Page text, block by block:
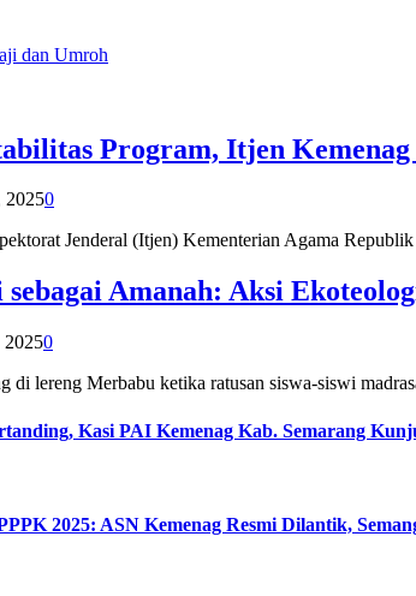
dan Umroh
Program, Itjen
20250
Jenderal (Itjen) Kementerian Agama
Amanah: Aksi
20250
di lereng Merbabu ketika ratusan siswa-siswi
Kasi PAI Kemenag Kab. Semarang
2025: ASN Kemenag Resmi Dilantik,